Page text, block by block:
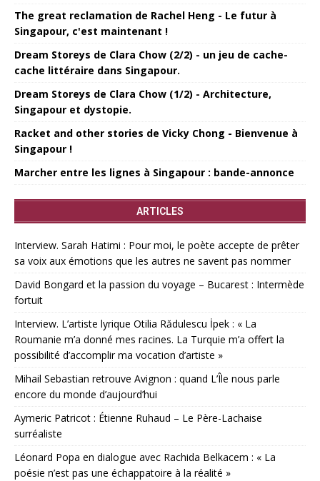
The great reclamation de Rachel Heng - Le futur à
Singapour, c'est maintenant !
Dream Storeys de Clara Chow (2/2) - un jeu de cache-
cache littéraire dans Singapour.
Dream Storeys de Clara Chow (1/2) - Architecture,
Singapour et dystopie.
Racket and other stories de Vicky Chong - Bienvenue à
Singapour !
Marcher entre les lignes à Singapour : bande-annonce
ARTICLES
Interview. Sarah Hatimi : Pour moi, le poète accepte de prêter
sa voix aux émotions que les autres ne savent pas nommer
David Bongard et la passion du voyage – Bucarest : Intermède
fortuit
Interview. L’artiste lyrique Otilia Rădulescu İpek : « La
Roumanie m’a donné mes racines. La Turquie m’a offert la
possibilité d’accomplir ma vocation d’artiste »
Mihail Sebastian retrouve Avignon : quand L’Île nous parle
encore du monde d’aujourd’hui
Aymeric Patricot : Étienne Ruhaud – Le Père-Lachaise
surréaliste
Léonard Popa en dialogue avec Rachida Belkacem : « La
poésie n’est pas une échappatoire à la réalité »